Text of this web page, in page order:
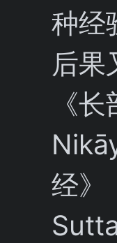
种经
后果
《
经》